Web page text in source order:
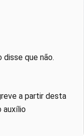
que não.
a partir desta
auxílio